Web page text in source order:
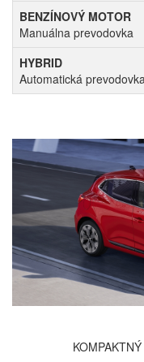
BENZÍNOVÝ MOTOR
Manuálna prevodovka
HYBRID
Automatická